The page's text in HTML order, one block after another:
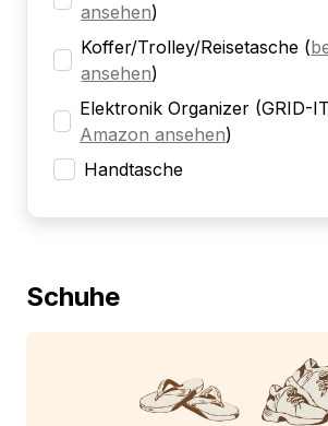
ansehen)
Koffer/Trolley/Reisetasche (
ansehen)
Elektronik Organizer (GRID-
Amazon ansehen)
Handtasche
Schuhe